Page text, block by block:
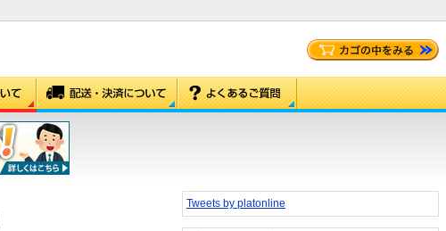
Tweets by platonline